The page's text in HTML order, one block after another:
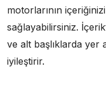
motorlarının
sağlayabilirsiniz.
ve alt başlıklarda yer
iyileştirir.